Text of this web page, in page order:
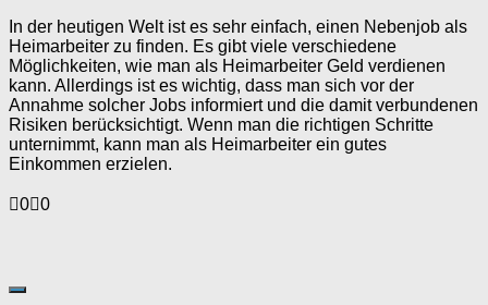
In der heutigen Welt ist es sehr einfach, einen Nebenjob als
Heimarbeiter zu finden. Es gibt viele verschiedene
Möglichkeiten, wie man als Heimarbeiter Geld verdienen
kann. Allerdings ist es wichtig, dass man sich vor der
Annahme solcher Jobs informiert und die damit verbundenen
Risiken berücksichtigt. Wenn man die richtigen Schritte
unternimmt, kann man als Heimarbeiter ein gutes
Einkommen erzielen.
Anklicken
0 Anklicken
0